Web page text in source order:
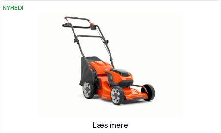
Læs mere
NYHED!